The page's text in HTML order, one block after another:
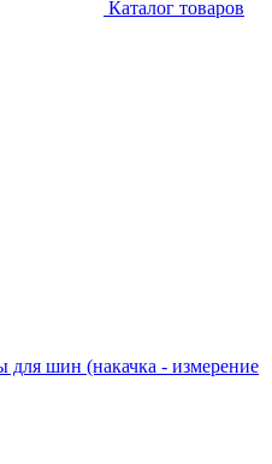
Каталог товаров
шин (накачка - измерение